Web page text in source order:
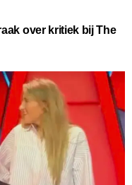
over kritiek bij The